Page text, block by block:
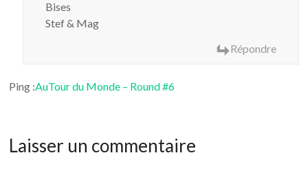
Bises
Stef & Mag
Répondre
Ping :AuTour du Monde – Round #6
Laisser un commentaire